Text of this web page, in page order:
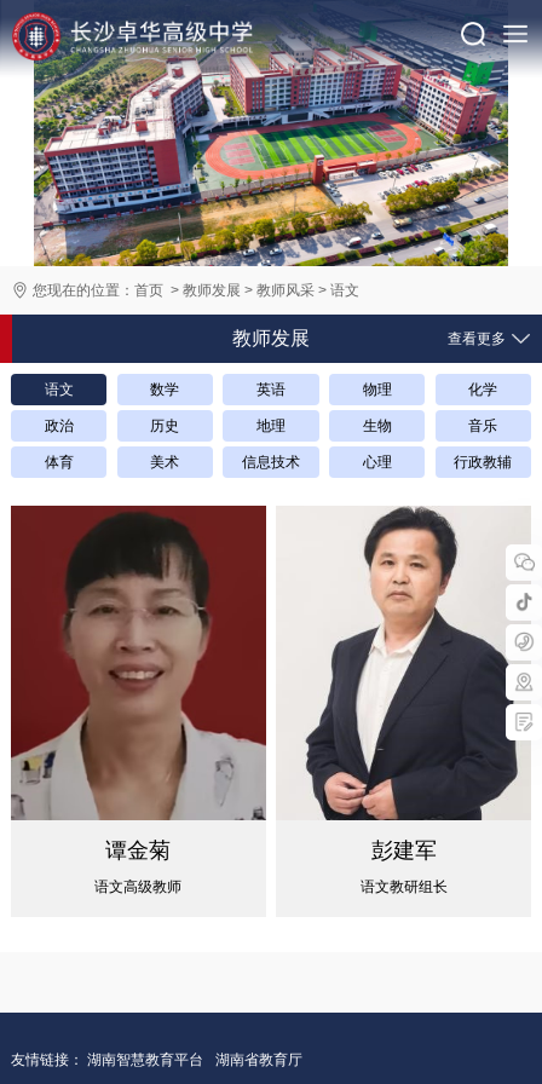
您现在的位置： 首页> 教师发展 > 教师风采> 语文
教师发展 查看更多
语文 数学 英语 物理 化学
政治 历史 地理 生物 音乐
体育 美术 信息技术 心理 行政教辅
谭金菊
语文高级教师
彭建军
语文教研组长
友情链接： 湖南智慧教育平台 湖南省教育厅